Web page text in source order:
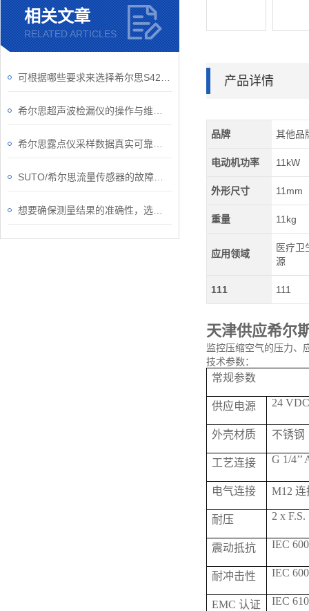
相关文章
RELATED ARTICLES
产品详情
品牌 其他品
电动机功率 11kW
外形尺寸 11mm
重量 11kg
应用领域
医疗卫
源
111 111
天津供应希尔
监控压缩空气的压力
技术参数：
常规参数
供应电源 24
外壳材质 不锈钢
工艺连接 G 1/4’’
电气连接 M12
耐压 2 x F.S.
震动抵抗 IEC
耐冲击性 IEC
EMC 认证 IEC